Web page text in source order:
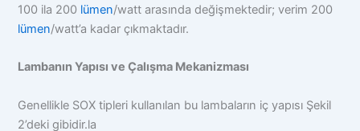
100 ila 200 lümen/watt arasında değişmektedir; verim 200
lümen/watt’a kadar çıkmaktadır.
Lambanın Yapısı ve Çalışma Mekanizması
Genellikle SOX tipleri kullanılan bu lambaların iç yapısı Şekil
2’deki gibidir.la